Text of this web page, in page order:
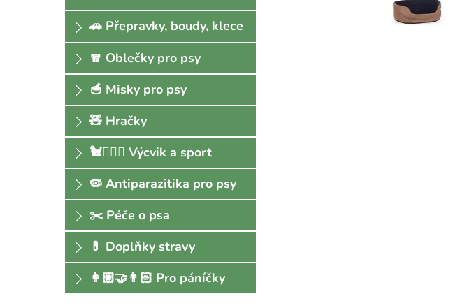
🚗 Přepravky, boudy, klece
🧣 Oblečky pro psy
🥣 Misky pro psy
🧸 Hračky
🐩🏃🏻‍♀️ Výcvik a sport
🦠 Antiparazitika pro psy
✂️ Péče o psa
💊 Doplňky stravy
👩🏼‍🤝‍👨🏻 Pro páníčky